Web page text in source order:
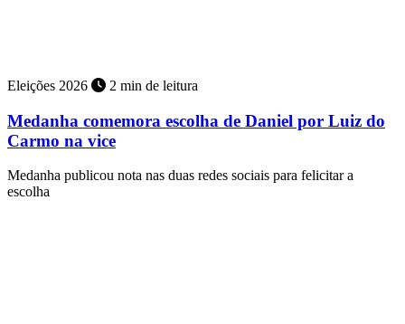
Eleições 2026 2 min de leitura
Medanha comemora escolha de Daniel por Luiz do
Carmo na vice
Medanha publicou nota nas duas redes sociais para felicitar a
escolha